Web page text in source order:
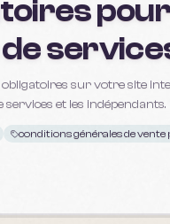
sur votre site
et les indépendants.
conditions générales de